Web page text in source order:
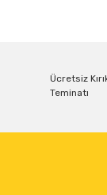
Ücretsiz
Teminatı